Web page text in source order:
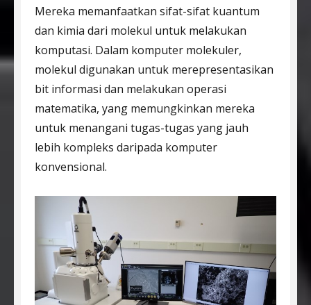
Mereka memanfaatkan sifat-sifat kuantum
dan kimia dari molekul untuk melakukan
komputasi. Dalam komputer molekuler,
molekul digunakan untuk merepresentasikan
bit informasi dan melakukan operasi
matematika, yang memungkinkan mereka
untuk menangani tugas-tugas yang jauh
lebih kompleks daripada komputer
konvensional.